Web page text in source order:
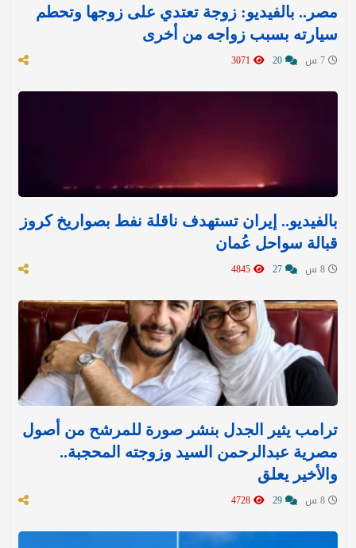
مصر.. بالفيديو: زوجة تعتدي على زوجها وتحطم
سيارته بسبب زواجه من أخرى
بالفيديو.. إيران تستهدف ناقلة نفط بصواريخ كروز
قبالة سواحل عُمان
ترامب يثير الجدل بنشر صورة للمرشح من أصول
مصرية عبدالرحمن السيد وزوجته المحجبة..
والأخير يعلق